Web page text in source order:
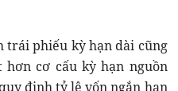
trái phiếu kỳ hạn dài cũng
cơ cấu kỳ hạn nguồn
định tỷ lệ vốn ngắn hạn